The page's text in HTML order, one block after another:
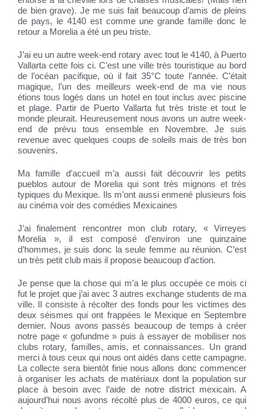
de bien grave). Je me suis fait beaucoup d’amis de pleins
de pays, le 4140 est comme une grande famille donc le
retour a Morelia a été un peu triste.
J’ai eu un autre week-end rotary avec tout le 4140, à Puerto
Vallarta cette fois ci. C’est une ville très touristique au bord
de l’océan pacifique, où il fait 35°C toute l’année. C’était
magique, l’un des meilleurs week-end de ma vie nous
étions tous logés dans un hotel en tout inclus avec piscine
et plage. Partir de Puerto Vallarta fut très triste et tout le
monde pleurait. Heureusement nous avons un autre week-
end de prévu tous ensemble en Novembre. Je suis
revenue avec quelques coups de soleils mais de très bon
souvenirs.
Ma famille d’accueil m’a aussi fait découvrir les petits
pueblos autour de Morelia qui sont très mignons et très
typiques du Mexique. Ils m’ont aussi enmené plusieurs fois
au cinéma voir des comédies Mexicaines
J’ai finalement rencontrer mon club rotary, « Virreyes
Morelia », il est composé d’environ une quinzaine
d’hommes, je suis donc la seule femme au réunion. C’est
un très petit club mais il propose beaucoup d’action.
Je pense que la chose qui m’a le plus occupée ce mois ci
fut le projet que j’ai avec 3 autres exchange students de ma
ville. Il consiste à récolter des fonds pour les victimes des
deux séismes qui ont frappées le Mexique en Septembre
dernier. Nous avons passés beaucoup de temps à créer
notre page « gofundme » puis à essayer de mobiliser nos
clubs rotary, familles, amis, et connaissances. Un grand
merci à tous ceux qui nous ont aidés dans cette campagne.
La collecte sera bientôt finie nous allons donc commencer
à organiser les achats de matériaux dont la population sur
place à besoin avec l’aide de notre district mexicain. A
aujourd’hui nous avons récolté plus de 4000 euros, ce qui